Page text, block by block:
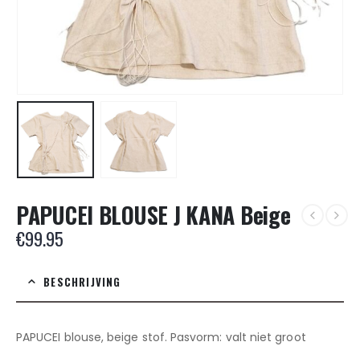
PAPUCEI BLOUSE J KANA Beige
€99.95
BESCHRIJVING
PAPUCEI blouse, beige stof. Pasvorm: valt niet groot